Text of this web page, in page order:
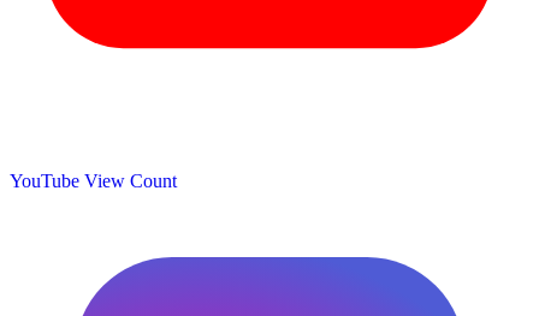
YouTube View Count